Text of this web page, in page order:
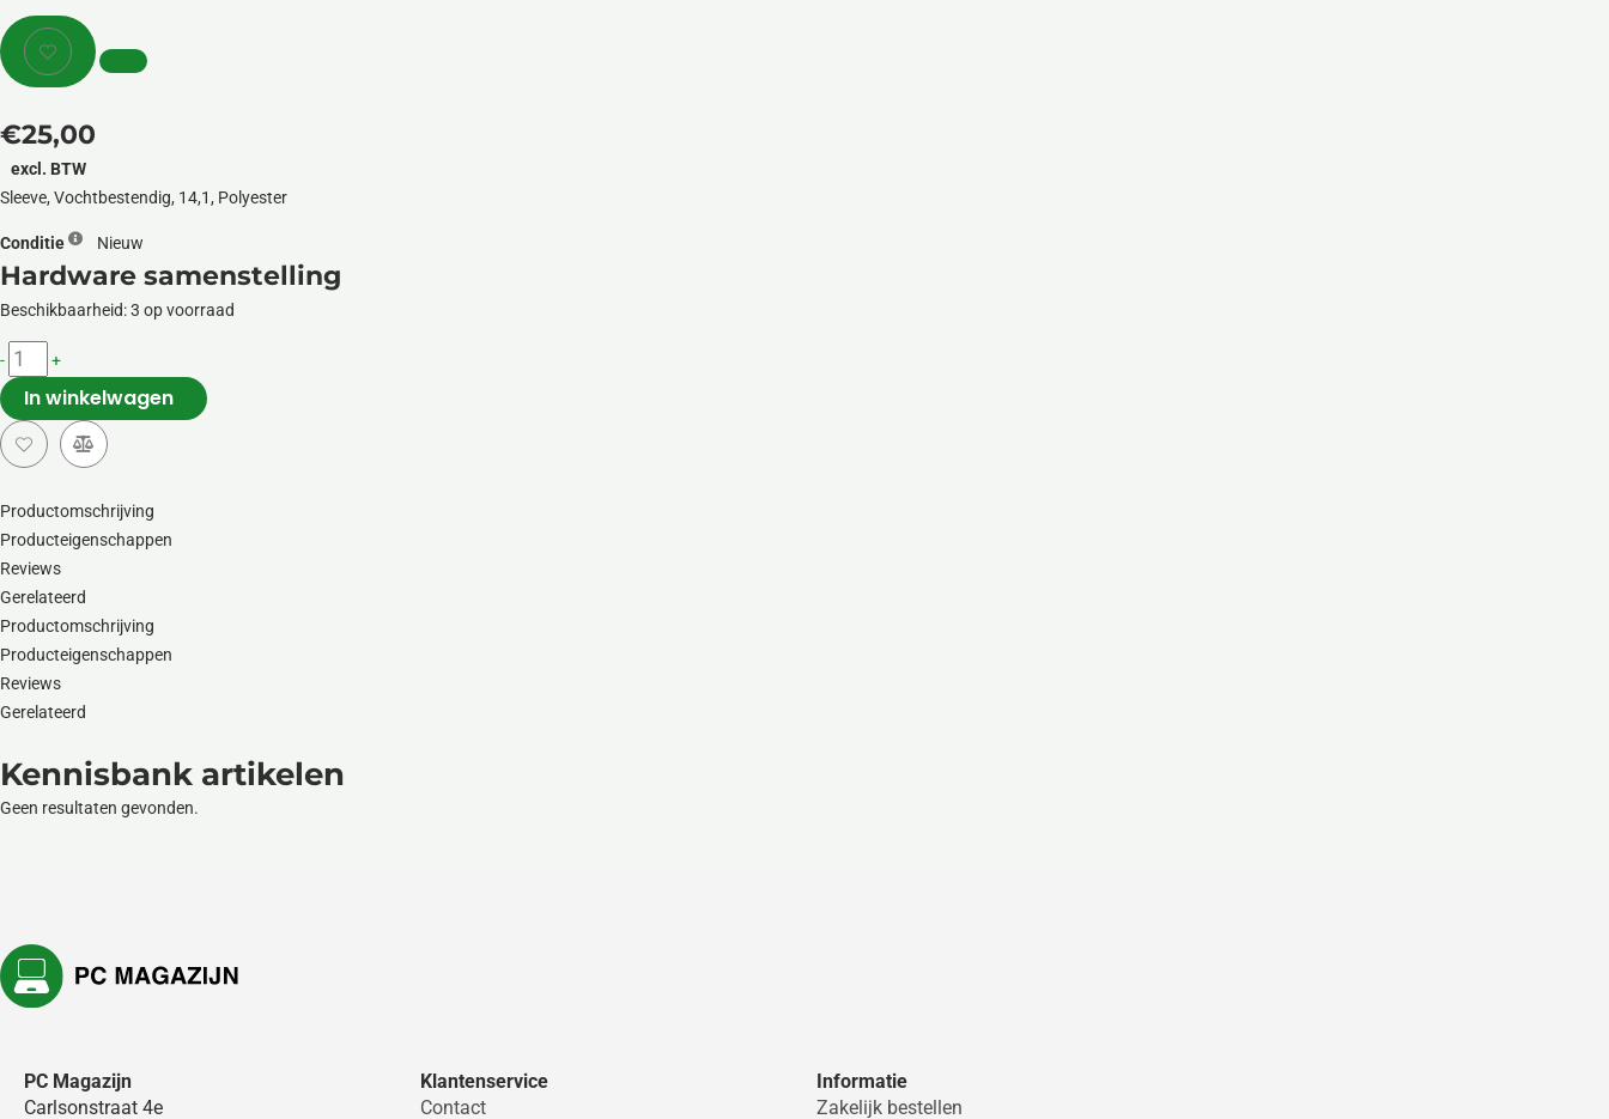
€25,00
excl. BTW
Sleeve, Vochtbestendig, 14,1, Polyester
Conditie Nieuw
Hardware samenstelling
Beschikbaarheid:3 op voorraad
-
HP
Renew
Business
14.1-
inch
Laptop
aantal
+
Productomschrijving
Producteigenschappen
Reviews
Gerelateerd
Productomschrijving
Producteigenschappen
Reviews
Gerelateerd
Kennisbank artikelen
Geen resultaten gevonden.
PC Magazijn
Carlsonstraat 4e
Klantenservice
Contact
Informatie
Zakelijk bestellen